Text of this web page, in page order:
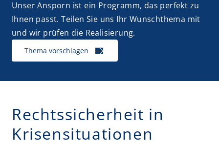
Unser Ansporn ist ein Programm, das perfekt zu
Ihnen passt. Teilen Sie uns Ihr Wunschthema mit
und wir prüfen die Realisierung.
Thema vorschlagen
Rechtssicherheit in
Krisensituationen